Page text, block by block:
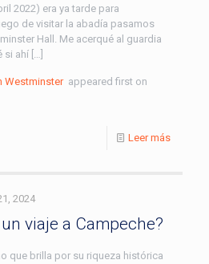
2022) era ya tarde para
de visitar la abadía pasamos
Hall. Me acerqué al guardia
si ahí […]
Westminster appeared first on
Leer más
2024
viaje a Campeche?
que brilla por su riqueza histórica